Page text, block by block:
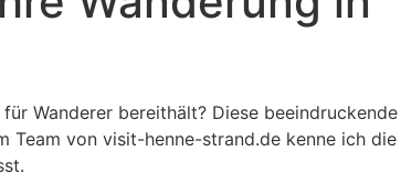
Wanderer bereithält? Diese
von visit-henne-strand.de kenne ich die